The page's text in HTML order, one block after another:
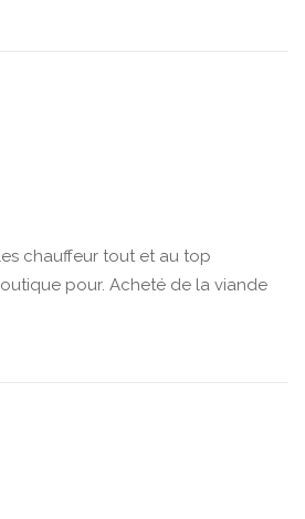
chauffeur tout et au top
pour. Acheté de la viande